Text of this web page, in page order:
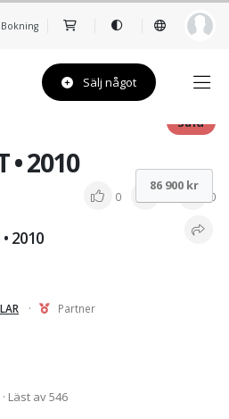
Bokning
Sälj något
• 2010
Såld
2010
0 0
· Partner
86 900 kr
· Läst av 546